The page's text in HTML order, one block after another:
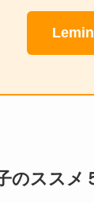
のススメ